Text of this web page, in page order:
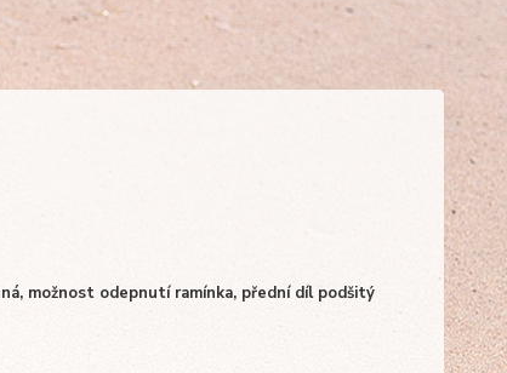
možnost odepnutí ramínka, přední díl podšitý